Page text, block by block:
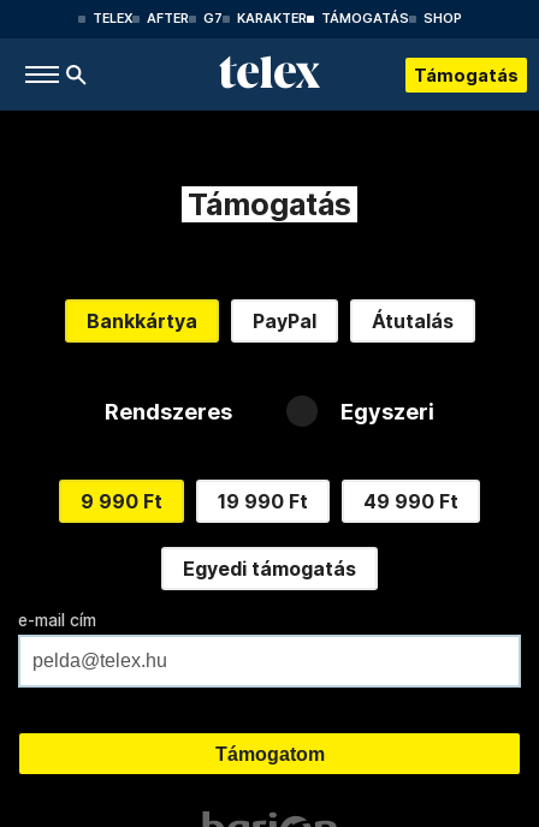
TELEX AFTER G7 KARAKTER TÁMOGATÁS SHOP
Támogatás
Támogatás
Bankkártya PayPal Átutalás
Rendszeres Egyszeri
9 990 Ft 19 990 Ft 49 990 Ft
Egyedi támogatás
e-mail cím